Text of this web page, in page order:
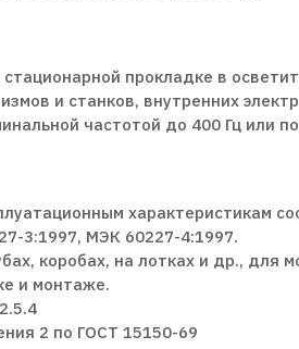
прокладке в
и станков, внутренних
частотой до 400 Гц или
характеристикам
3:1997, МЭК 60227-4:1997.
коробах, на лотках и др., для
и монтаже.
2 по ГОСТ 15150-69